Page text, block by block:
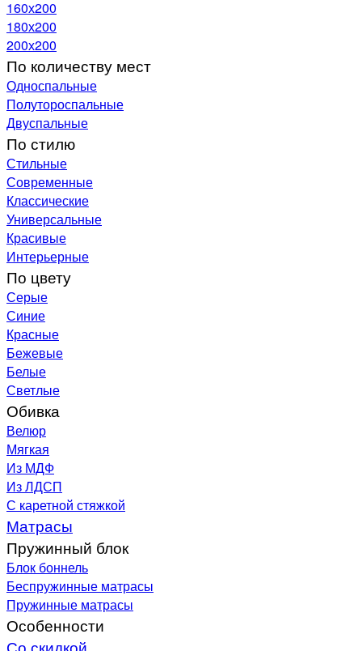
160х200
180х200
200х200
По количеству мест
Односпальные
Полутороспальные
Двуспальные
По стилю
Стильные
Современные
Классические
Универсальные
Красивые
Интерьерные
По цвету
Серые
Синие
Красные
Бежевые
Белые
Светлые
Обивка
Велюр
Мягкая
Из МДФ
Из ЛДСП
С каретной стяжкой
Матрасы
Пружинный блок
Блок боннель
Беспружинные матрасы
Пружинные матрасы
Особенности
Со скидкой